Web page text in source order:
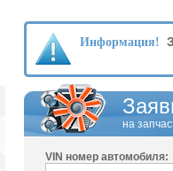
Информация!
на
VIN номер автомобиля: